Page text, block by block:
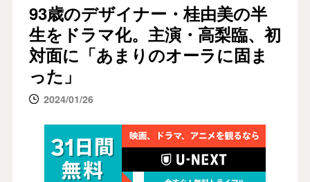
93歳のデザイナー・桂由美の半
生をドラマ化。主演・高梨臨、初
対面に「あまりのオーラに固ま
った」
2024/01/26